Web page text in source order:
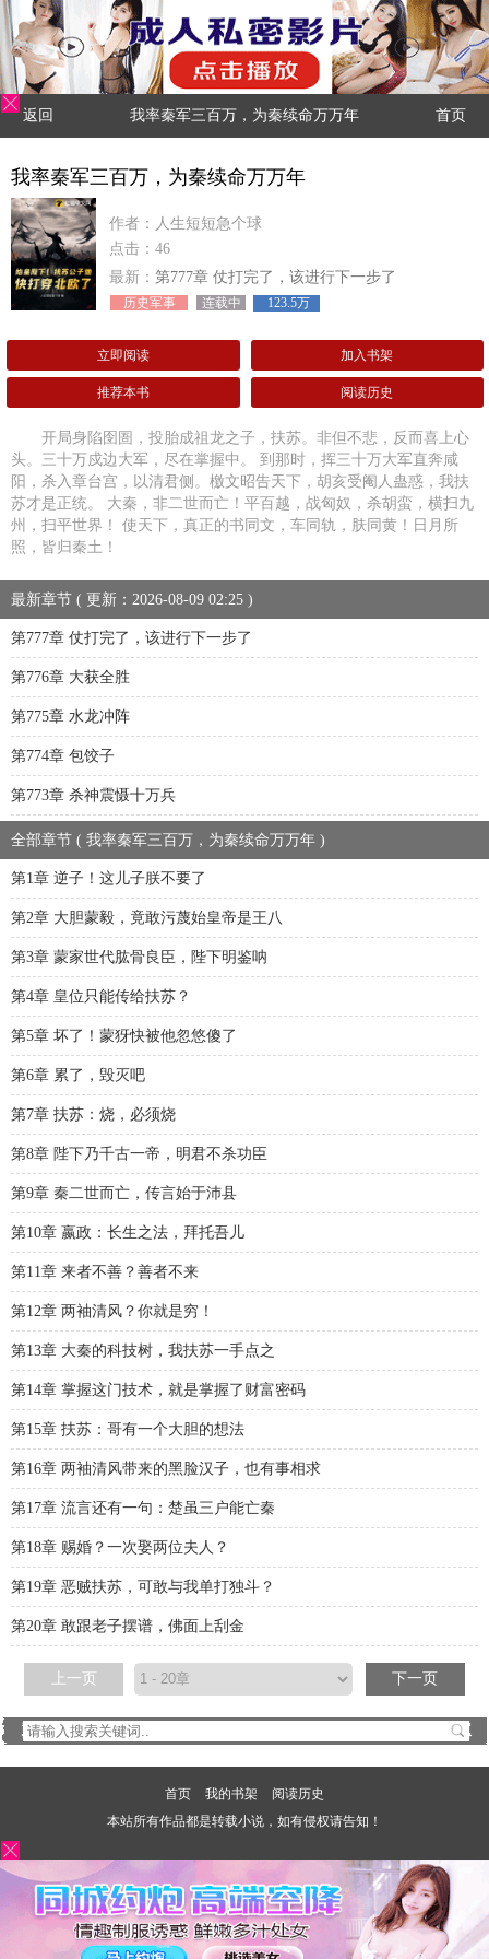
返回 我率秦军三百万，为秦续命万万年 首页
我率秦军三百万，为秦续命万万年
作者：人生短短急个球
点击：46
最新： 第777章 仗打完了，该进行下一步了
历史军事 连载中 123.5万
立即阅读 加入书架
推荐本书 阅读历史
开局身陷囹圄，投胎成祖龙之子，扶苏。非但不悲，反而喜上心
头。三十万戍边大军，尽在掌握中。 到那时，挥三十万大军直奔咸
阳，杀入章台宫，以清君侧。檄文昭告天下，胡亥受阉人蛊惑，我扶
苏才是正统。 大秦，非二世而亡！平百越，战匈奴，杀胡蛮，横扫九
州，扫平世界！ 使天下，真正的书同文，车同轨，肤同黄！日月所
照，皆归秦土！
最新章节 ( 更新：2026-08-09 02:25 )
第777章 仗打完了，该进行下一步了
第776章 大获全胜
第775章 水龙冲阵
第774章 包饺子
第773章 杀神震慑十万兵
全部章节 ( 我率秦军三百万，为秦续命万万年 )
第1章 逆子！这儿子朕不要了
第2章 大胆蒙毅，竟敢污蔑始皇帝是王八
第3章 蒙家世代肱骨良臣，陛下明鉴呐
第4章 皇位只能传给扶苏？
第5章 坏了！蒙犽快被他忽悠傻了
第6章 累了，毁灭吧
第7章 扶苏：烧，必须烧
第8章 陛下乃千古一帝，明君不杀功臣
第9章 秦二世而亡，传言始于沛县
第10章 嬴政：长生之法，拜托吾儿
第11章 来者不善？善者不来
第12章 两袖清风？你就是穷！
第13章 大秦的科技树，我扶苏一手点之
第14章 掌握这门技术，就是掌握了财富密码
第15章 扶苏：哥有一个大胆的想法
第16章 两袖清风带来的黑脸汉子，也有事相求
第17章 流言还有一句：楚虽三户能亡秦
第18章 赐婚？一次娶两位夫人？
第19章 恶贼扶苏，可敢与我单打独斗？
第20章 敢跟老子摆谱，佛面上刮金
上一页 下一页
首页 我的书架
阅读历史
本站所有作品都是转载小说，如有侵权请告知！